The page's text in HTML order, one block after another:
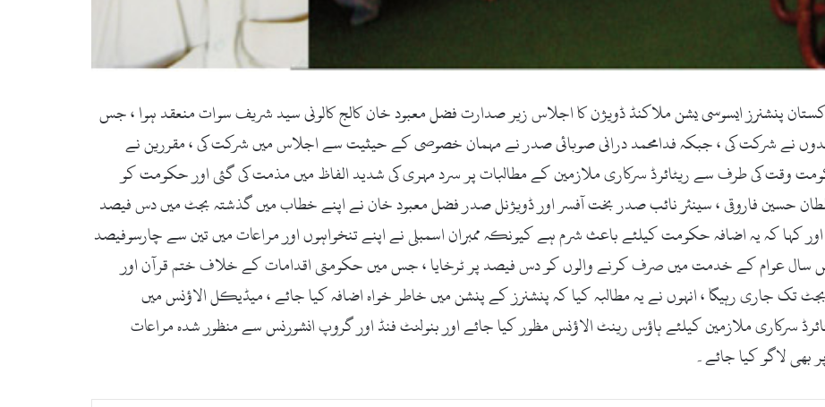
ڈاٹ کام ۔20اگست 2017ء )آل پاکستان پنشنرز ایسوسی یشن ملاکنڈ ڈویژن کا اجلاس زیر صدارت فضل معبود خان کالج کالونی سید شریف سوات منعقد ہوا ، جس
نے شرکت کی ، جبکہ فدامحمد درانی صوبائی صدر نے مہمان خصوصی کے حیثیت سے اجلاس میں شرکت کی ، مقررین نے
وقت کی طرف سے ریٹائرڈ سرکاری ملازمین کے مطالبات پر سرد مہری کی شدید الفاظ میں مذمت کی گئی اور حکومت کو
سلطان حسین فاروقی ، سینئر نائب صدر بخت آفسر اور ڈویژنل صدر فضل معبود خان نے اپنے خطاب میں گذشتہ بجٹ میں دس فیصد
کہا کہ یہ اضافہ حکومت کیلئے باعث شرم ہے کیونکہ ممبران اسمبلی نے اپنے تنخواہوں اور مراعات میں تین سے چارسوفیصد
سال عوام کے خدمت میں صرف کرنے والوں کو دس فیصد پر ٹرخایا ، جس میں حکومتی اقدامات کے خلاف ختم قرآن اور
تک جاری رہیگا ، انہوں نے یہ مطالبہ کیا کہ پنشنرز کے پنشن میں خاطر خواہ اضافہ کیا جائے ، میڈیکل الاؤنس میں
سرکاری ملازمین کیلئے ہاؤس رینٹ الاؤنس مظور کیا جائے اور بنولنٹ فنڈ اور گروپ انشورنس سے منظور شدہ مراعات
بھی لاگو کیا جائے۔